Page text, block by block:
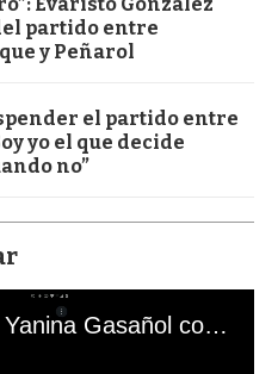
partido entre
y Peñarol
el partido entre
yo el que decide
no”
El mal momento de Yanina Gasañol con un hincha argentino en "Subrayado"